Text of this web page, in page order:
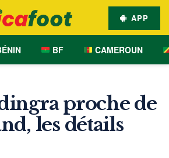
APP
BF CAMEROUN
proche de
les détails